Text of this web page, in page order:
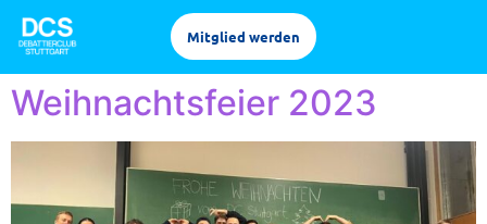
Mitglied werden
Weihnachtsfeier 2023